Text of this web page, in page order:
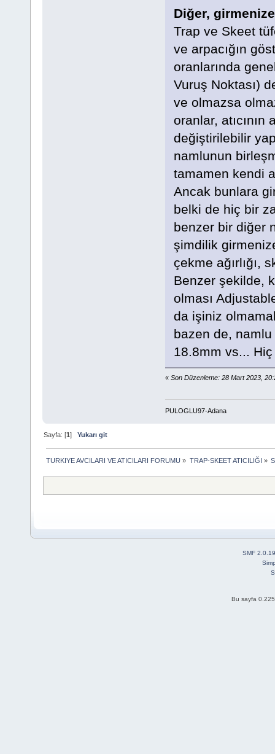
Diğer,
Trap ve Skeet
ve arpacığın
oranlarında
Vuruş Noktası)
ve olmazsa
oranlar, atıcının
değiştirilebilir
namlunun
tamamen kendi
Ancak bunlara
belki de hiç bir
benzer bir diğer
şimdilik
çekme ağırlığı,
Benzer şekilde,
olması
da işiniz
bazen de,
18.8mm vs...
« Son Düzenleme: 28 Mart 2023,
PULOGLU97-Adana
Sayfa: [1]Yukarı git
TURKIYE AVCILARI VE ATICILARI FORUMU » TRAP-SKEET ATICILIĞI »
SMF 2.0.19
Bu sayfa